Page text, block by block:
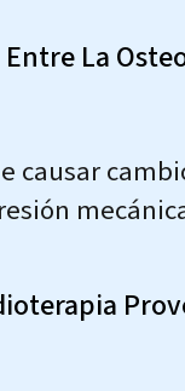
Entre La
causar